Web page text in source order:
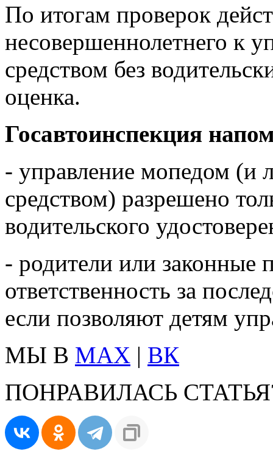
По итогам проверок
несовершеннолетнего к
средством без
оценка.
Госавтоинспекция
- управление мопедом
средством) разрешено
водительского
- родители или законные
ответственность за
если позволяют детям
МЫ В MAX | ВК
ПОНРАВИЛАСЬ